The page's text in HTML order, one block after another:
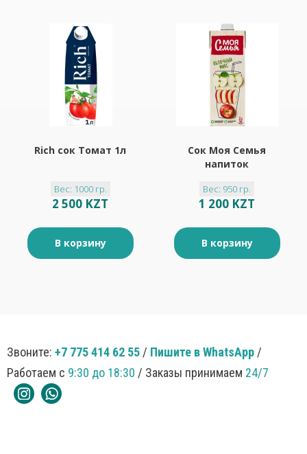
Rich сок Томат 1л
Вес: 1000 гр.
2 500 KZT
В корзину
Сок Моя Семья
напиток
яблок Яблочный
микс 0,95л
Вес: 950 гр.
1 200 KZT
В корзину
Звоните: +7 775 414 62 55 / Пишите в WhatsApp /
Работаем с 9:30 до 18:30 / Заказы принимаем 24/7